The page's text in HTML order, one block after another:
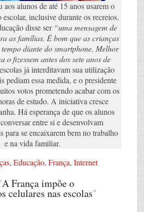
aos alunos de até 15 anos usarem o
inclusive durante os recreios.
disse ser “uma mensagem de
as famílias. É bom que as crianças
diante do smartphone. Melhor
o fizessem antes dos sete anos de
já interditavam sua utilização
pediam essa medida, e o presidente
votos prometendo acabar com os
de estudo. A iniciativa cresce
Há esperança de que os alunos
entre si e desenvolvam
para se encaixarem bem no trabalho
e na vida familiar.
, Educação, França, Internet
A França impõe o
celulares nas escolas"